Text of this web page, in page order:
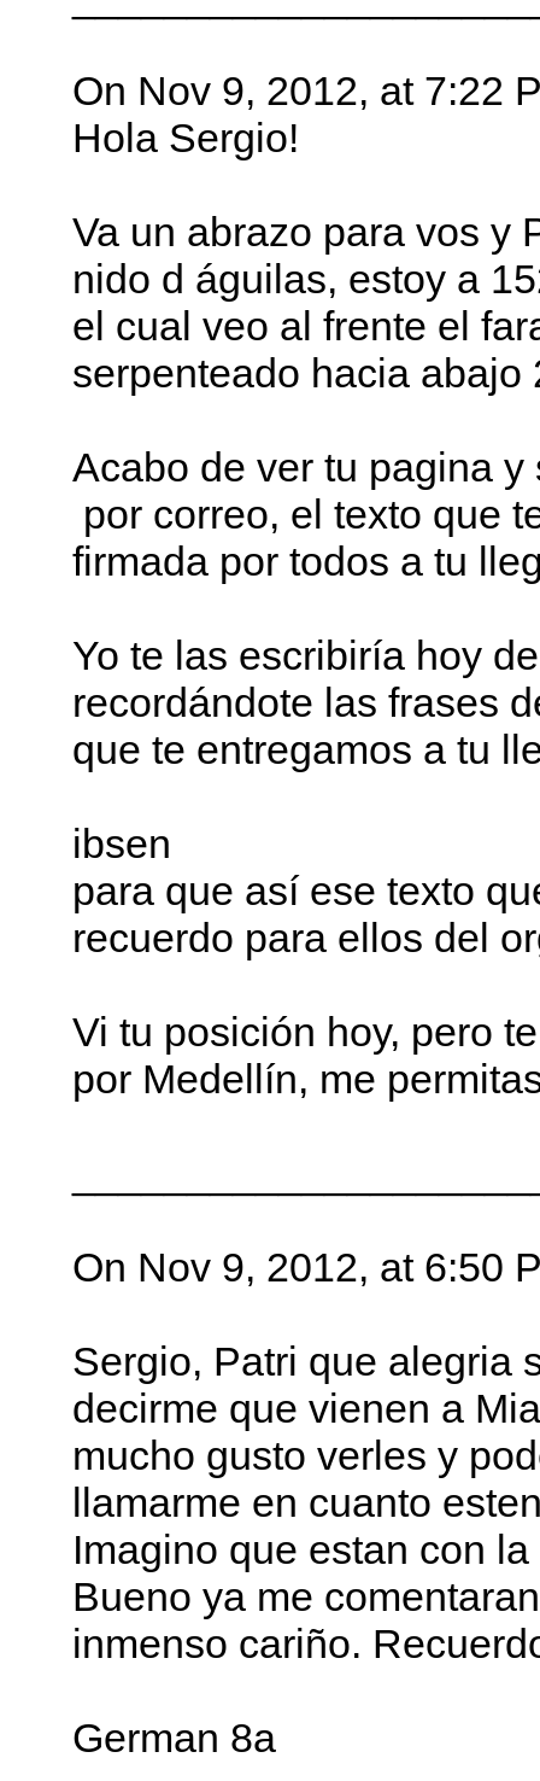
On Nov 9, 2012, at 7:22
Hola Sergio!
Va un abrazo para vos y
nido d águilas, estoy a
el cual veo al frente el
serpenteado hacia abajo
Acabo de ver tu pagina
por correo, el texto que
firmada por todos a tu
Yo te las escribiría hoy
recordándote las frases
que te entregamos a tu
ibsen
para que así ese texto
recuerdo para ellos del
Vi tu posición hoy, pero
por Medellín, me
On Nov 9, 2012, at 6:50
Sergio, Patri que alegria
decirme que vienen a
mucho gusto verles y
llamarme en cuanto
Imagino que estan con
Bueno ya me
inmenso cariño.
German 8a